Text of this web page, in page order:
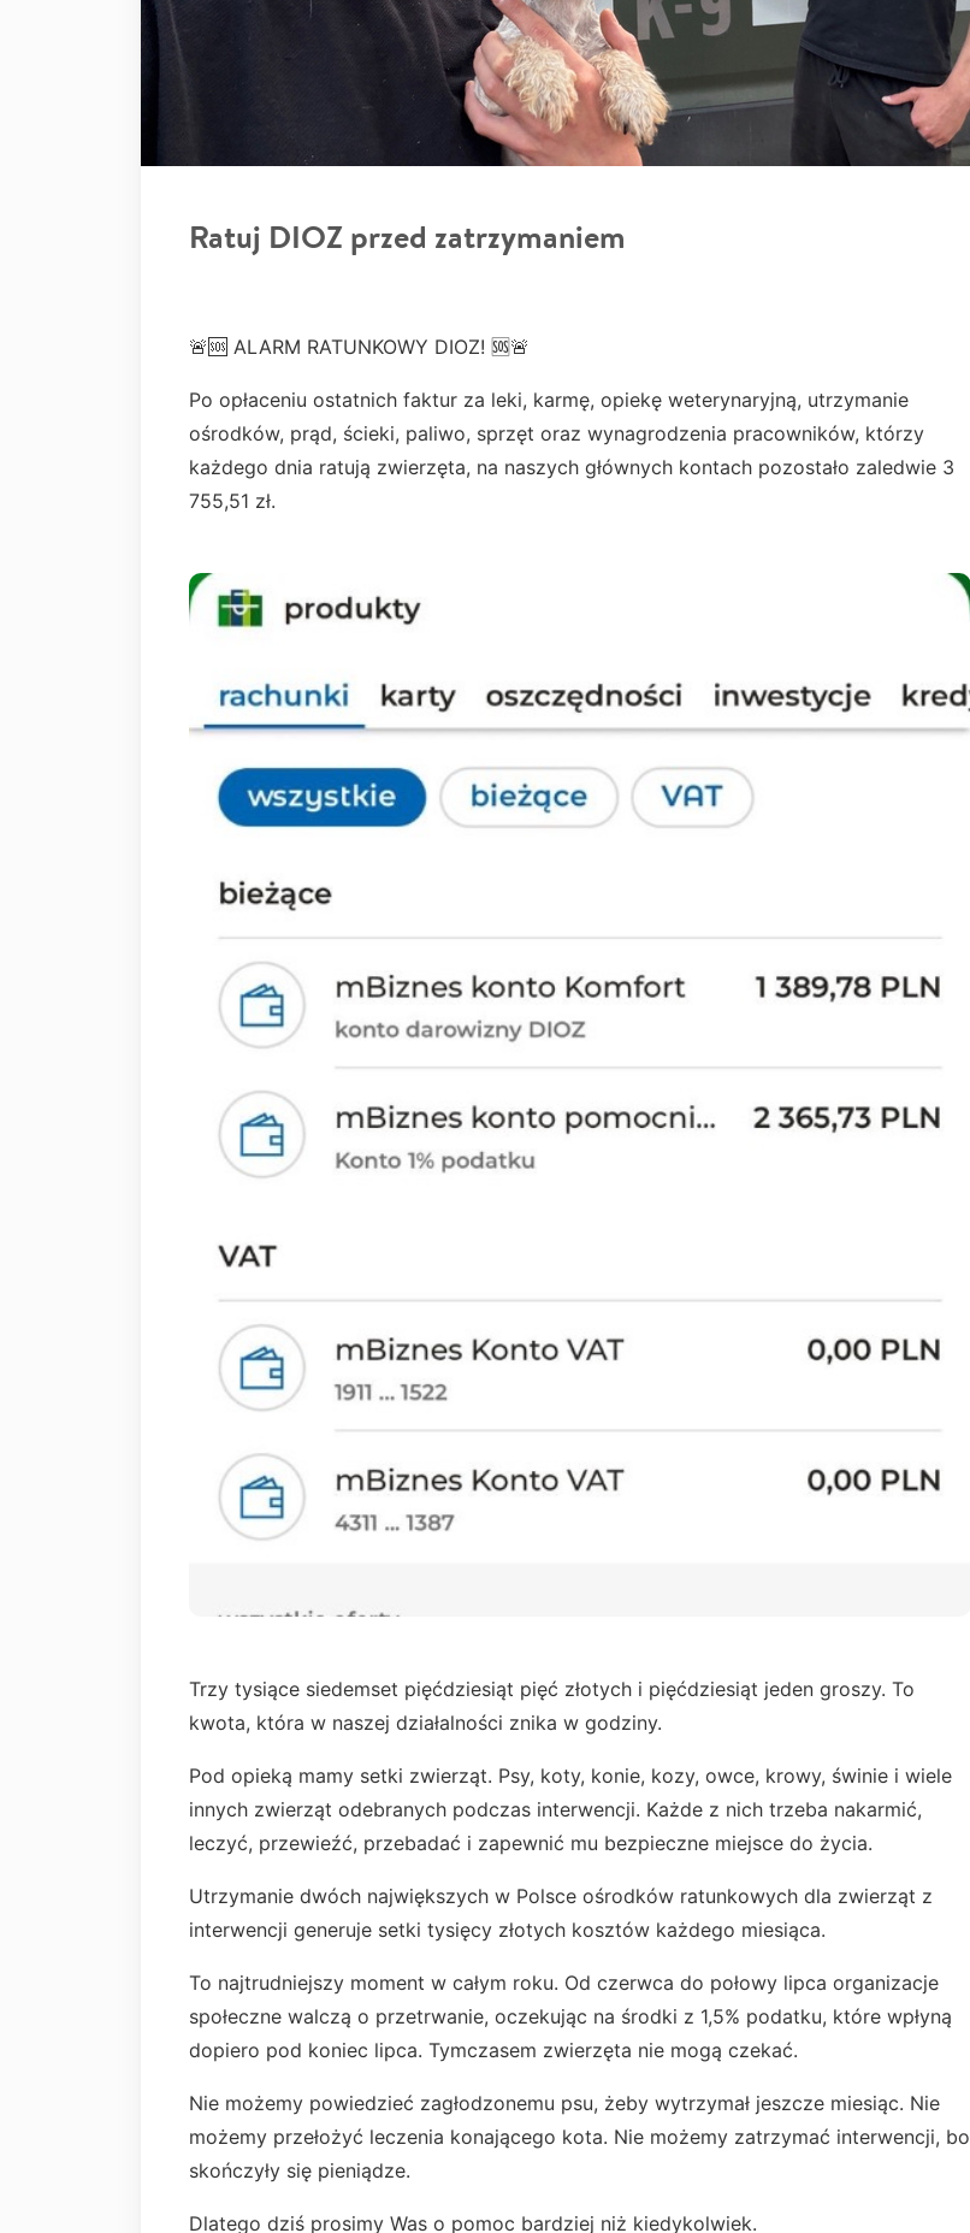
Ratuj DIOZ przed zatrzymaniem
🚨🆘 ALARM RATUNKOWY DIOZ! 🆘🚨
Po opłaceniu ostatnich faktur za leki, karmę, opiekę weterynaryjną, utrzymanie
ośrodków, prąd, ścieki, paliwo, sprzęt oraz wynagrodzenia pracowników, którzy
każdego dnia ratują zwierzęta, na naszych głównych kontach pozostało zaledwie 3
755,51 zł.
Trzy tysiące siedemset pięćdziesiąt pięć złotych i pięćdziesiąt jeden groszy. To
kwota, która w naszej działalności znika w godziny.
Pod opieką mamy setki zwierząt. Psy, koty, konie, kozy, owce, krowy, świnie i wiele
innych zwierząt odebranych podczas interwencji. Każde z nich trzeba nakarmić,
leczyć, przewieźć, przebadać i zapewnić mu bezpieczne miejsce do życia.
Utrzymanie dwóch największych w Polsce ośrodków ratunkowych dla zwierząt z
interwencji generuje setki tysięcy złotych kosztów każdego miesiąca.
To najtrudniejszy moment w całym roku. Od czerwca do połowy lipca organizacje
społeczne walczą o przetrwanie, oczekując na środki z 1,5% podatku, które wpłyną
dopiero pod koniec lipca. Tymczasem zwierzęta nie mogą czekać.
Nie możemy powiedzieć zagłodzonemu psu, żeby wytrzymał jeszcze miesiąc. Nie
możemy przełożyć leczenia konającego kota. Nie możemy zatrzymać interwencji, bo
skończyły się pieniądze.
Dlatego dziś prosimy Was o pomoc bardziej niż kiedykolwiek.